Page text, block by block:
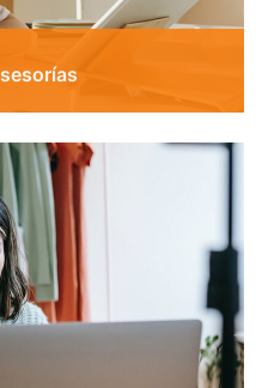
Programas y